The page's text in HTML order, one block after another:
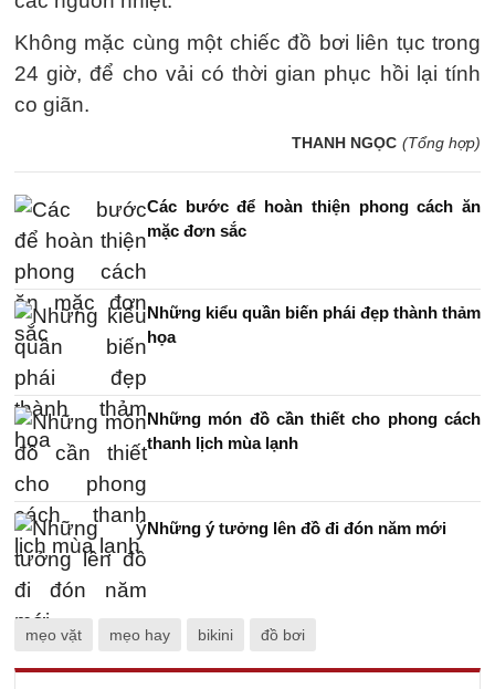
Không mặc cùng một chiếc đồ bơi liên tục trong
24 giờ, để cho vải có thời gian phục hồi lại tính
co giãn.
THANH NGỌC (Tổng hợp)
Các bước để hoàn thiện phong cách ăn
mặc đơn sắc
Những kiểu quần biến phái đẹp thành thảm
họa
Những món đồ cần thiết cho phong cách
thanh lịch mùa lạnh
Những ý tưởng lên đồ đi đón năm mới
mẹo vặt mẹo hay bikini đồ bơi